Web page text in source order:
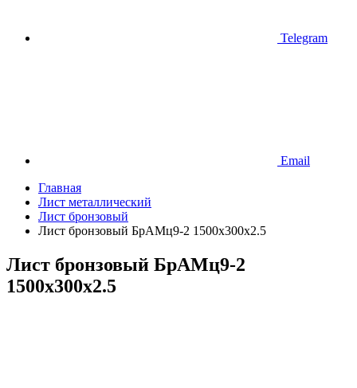
Telegram
Email
Главная
Лист металлический
Лист бронзовый
Лист бронзовый БрАМц9-2 1500х300х2.5
Лист бронзовый БрАМц9-2
1500х300х2.5